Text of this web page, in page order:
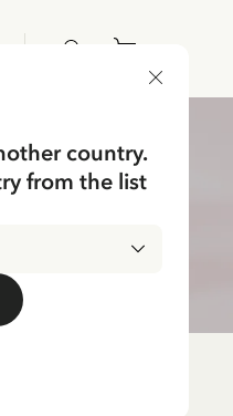
country.
from the list